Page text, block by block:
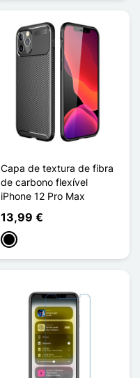
Capa de textura de fibra
de carbono flexível
iPhone 12 Pro Max
13,99 €
Preto